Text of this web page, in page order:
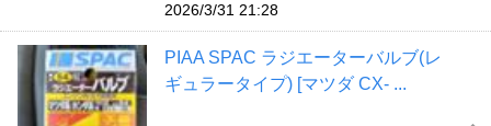
2026/3/31 21:28
PIAA SPAC ラジエーターバルブ(レ
ギュラータイプ) [マツダ CX- ...